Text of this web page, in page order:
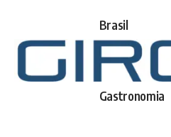
Brasil
Gastronomia